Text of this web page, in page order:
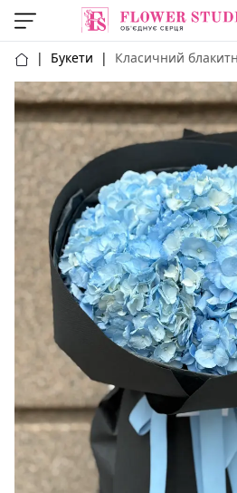
| Букети | Класичний